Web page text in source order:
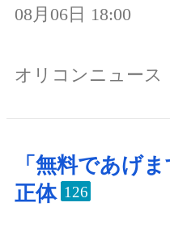
08月06日 18:00
オリコンニュース
「無料であげ
正体 126